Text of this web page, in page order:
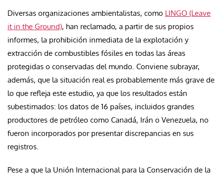
Diversas organizaciones ambientalistas, como LINGO (Leave
it in the Ground), han reclamado, a partir de sus propios
informes, la prohibición inmediata de la explotación y
extracción de combustibles fósiles en todas las áreas
protegidas o conservadas del mundo. Conviene subrayar,
además, que la situación real es probablemente más grave de
lo que refleja este estudio, ya que los resultados están
subestimados: los datos de 16 países, incluidos grandes
productores de petróleo como Canadá, Irán o Venezuela, no
fueron incorporados por presentar discrepancias en sus
registros.
Pese a que la Unión Internacional para la Conservación de la